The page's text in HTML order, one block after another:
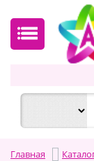
Главная